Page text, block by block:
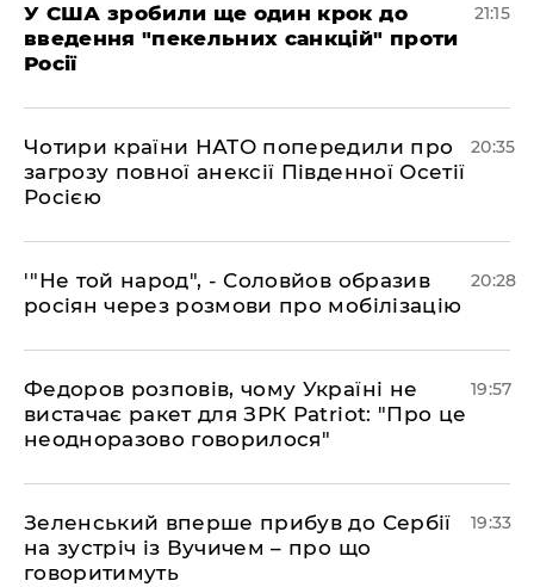
​У США зробили ще один крок до
введення "пекельних санкцій" проти
Росії
21:15
​Чотири країни НАТО попередили про
загрозу повної анексії Південної Осетії
Росією
20:35
​'"Не той народ", - Соловйов образив
росіян через розмови про мобілізацію
20:28
​Федоров розповів, чому Україні не
вистачає ракет для ЗРК Patriot: "Про це
неодноразово говорилося"
19:57
​Зеленський вперше прибув до Сербії
на зустріч із Вучичем – про що
говоритимуть
19:33